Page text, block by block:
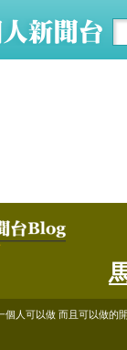
個人可以做 而且可以做的